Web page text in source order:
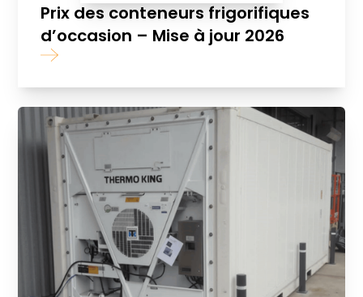
Prix des conteneurs frigorifiques
d’occasion – Mise à jour 2026